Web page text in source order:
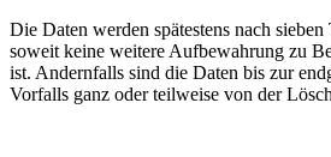
Die Daten werden spätestens nach
soweit keine weitere Aufbewahrung zu
ist. Andernfalls sind die Daten bis zur
Vorfalls ganz oder teilweise von der